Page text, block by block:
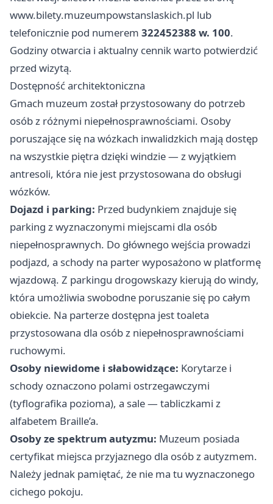
www.bilety.muzeumpowstanslaskich.pl lub
telefonicznie pod numerem 322452388 w. 100.
Godziny otwarcia i aktualny cennik warto potwierdzić
przed wizytą.
Dostępność architektoniczna
Gmach muzeum został przystosowany do potrzeb
osób z różnymi niepełnosprawnościami. Osoby
poruszające się na wózkach inwalidzkich mają dostęp
na wszystkie piętra dzięki windzie — z wyjątkiem
antresoli, która nie jest przystosowana do obsługi
wózków.
Dojazd i parking: Przed budynkiem znajduje się
parking z wyznaczonymi miejscami dla osób
niepełnosprawnych. Do głównego wejścia prowadzi
podjazd, a schody na parter wyposażono w platformę
wjazdową. Z parkingu drogowskazy kierują do windy,
która umożliwia swobodne poruszanie się po całym
obiekcie. Na parterze dostępna jest toaleta
przystosowana dla osób z niepełnosprawnościami
ruchowymi.
Osoby niewidome i słabowidzące: Korytarze i
schody oznaczono polami ostrzegawczymi
(tyflografika pozioma), a sale — tabliczkami z
alfabetem Braille’a.
Osoby ze spektrum autyzmu: Muzeum posiada
certyfikat miejsca przyjaznego dla osób z autyzmem.
Należy jednak pamiętać, że nie ma tu wyznaczonego
cichego pokoju.